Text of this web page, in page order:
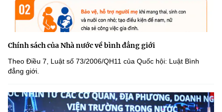
Chính sách của Nhà nước về bình đẳng giới
Theo Điều 7, Luật số 73/2006/QH11 của Quốc hội: Luật Bình
đẳng giới.